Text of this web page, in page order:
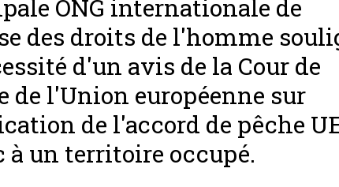
ONG internationale de
des droits de l'homme
d'un avis de la Cour de
de l'Union européenne sur
de l'accord de pêche
à un territoire occupé.